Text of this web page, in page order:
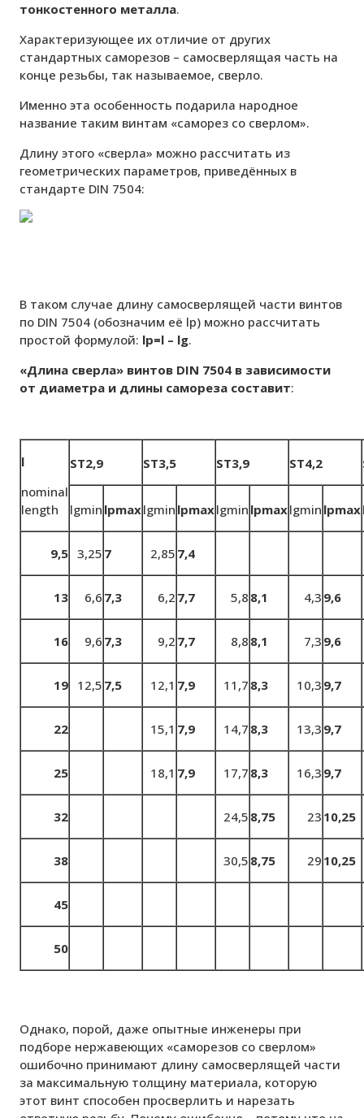
тонкостенного металла.
Характеризующее их отличие от других
стандартных саморезов – самосверлящая часть на
конце резьбы, так называемое, сверло.
Именно эта особенность подарила народное
название таким винтам «саморез со сверлом».
Длину этого «сверла» можно рассчитать из
геометрических параметров, приведённых в
стандарте DIN 7504:
В таком случае длину самосверлящей части винтов
по DIN 7504 (обозначим её lp) можно рассчитать
простой формулой: lp=l – lg.
«Длина сверла» винтов DIN 7504 в зависимости
от диаметра и длины самореза составит:
l
nominal
length
ST2,9 ST3,5 ST3,9 ST4,2
lgmin lpmaxlgmin lpmaxlgmin lpmaxlgmin lpmax
9,5 3,25 7 2,85 7,4
13 6,6 7,3 6,2 7,7 5,8 8,1 4,3 9,6
16 9,6 7,3 9,2 7,7 8,8 8,1 7,3 9,6
19 12,5 7,5 12,1 7,9 11,7 8,3 10,3 9,7
22 15,1 7,9 14,7 8,3 13,3 9,7
25 18,1 7,9 17,7 8,3 16,3 9,7
32 24,5 8,75 23 10,25
38 30,5 8,75 29 10,25
45
50
Однако, порой, даже опытные инженеры при
подборе нержавеющих «саморезов со сверлом»
ошибочно принимают длину самосверлящей части
за максимальную толщину материала, которую
этот винт способен просверлить и нарезать